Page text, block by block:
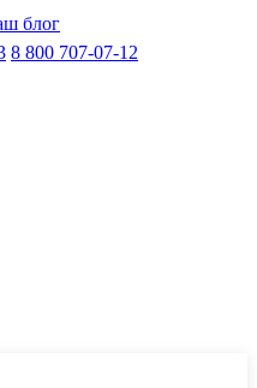
блог
8 800 707-07-12